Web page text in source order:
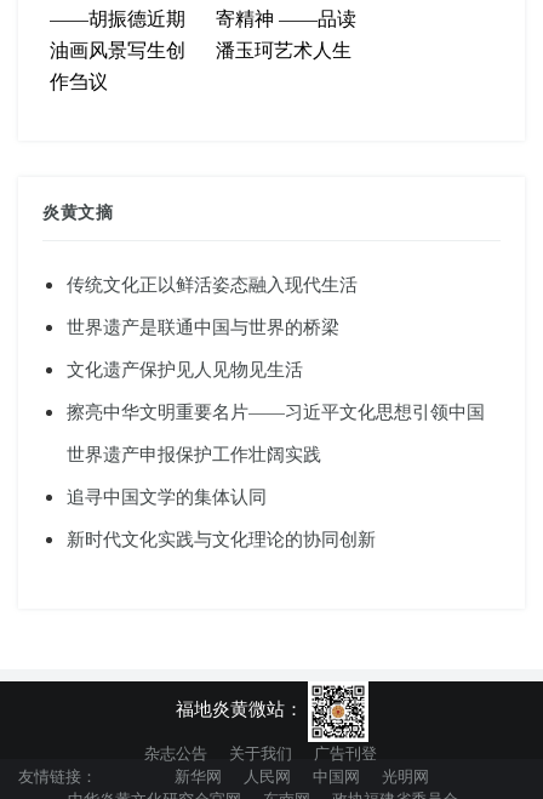
——胡振德近期
油画风景写生创
作刍议
寄精神 ——品读
潘玉珂艺术人生
炎黄文摘
传统文化正以鲜活姿态融入现代生活
世界遗产是联通中国与世界的桥梁
文化遗产保护见人见物见生活
擦亮中华文明重要名片——习近平文化思想引领中国
世界遗产申报保护工作壮阔实践
追寻中国文学的集体认同
新时代文化实践与文化理论的协同创新
福地炎黄微站：
杂志公告 关于我们
广告刊登
友情链接：
新华网 人民网 中国网
光明网